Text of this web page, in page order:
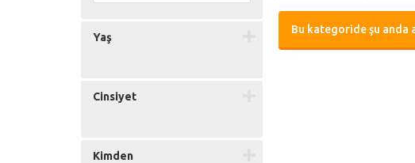
Yaş
Cinsiyet
Kimden
Bu kategoride şu anda